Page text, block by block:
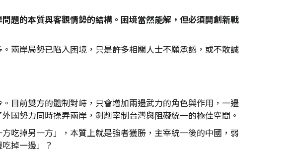
題的本質與客觀情勢的結構。困境當然能解，但必須開創新戰
兩岸局勢已陷入困境，只是許多相關人士不願承認，或不敢誠
目前雙方的體制對峙，只會增加兩邊武力的角色與作用，一邊
國勢力同時操弄兩岸，剝削宰制台灣與阻礙統一的極佳空間。
吃掉另一方」，本質上就是強者獲勝，主宰統一後的中國，弱
掉一邊」？